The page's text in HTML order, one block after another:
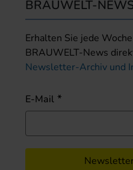
BRAUWELT-
Erhalten Sie jede
BRAUWELT-News
Newsletter-Archiv und
E-Mail